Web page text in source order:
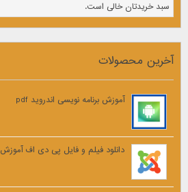
سبد خریدتان خالی است.
آخرین محصولات
آموزش برنامه نویسی اندروید pdf
دانلود فیلم و فایل پی دی اف آموزش